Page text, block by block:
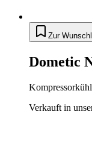
Zur
Dometic
Verkauft in